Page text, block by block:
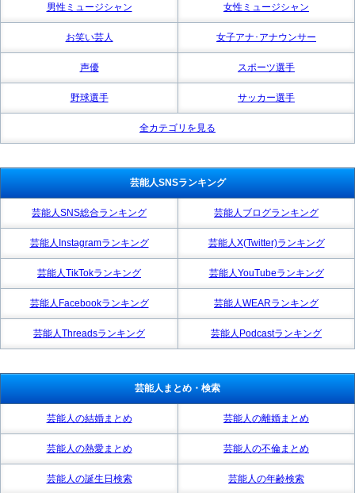
男性ミュージシャン 女性ミュージシャン
お笑い芸人 女子アナ･アナウンサー
声優 スポーツ選手
野球選手 サッカー選手
全カテゴリを見る
芸能人SNSランキング
芸能人SNS総合ランキング 芸能人ブログランキング
芸能人Instagramランキング 芸能人X(Twitter)ランキング
芸能人TikTokランキング 芸能人YouTubeランキング
芸能人Facebookランキング 芸能人WEARランキング
芸能人Threadsランキング 芸能人Podcastランキング
芸能人まとめ・検索
芸能人の結婚まとめ 芸能人の離婚まとめ
芸能人の熱愛まとめ 芸能人の不倫まとめ
芸能人の誕生日検索 芸能人の年齢検索